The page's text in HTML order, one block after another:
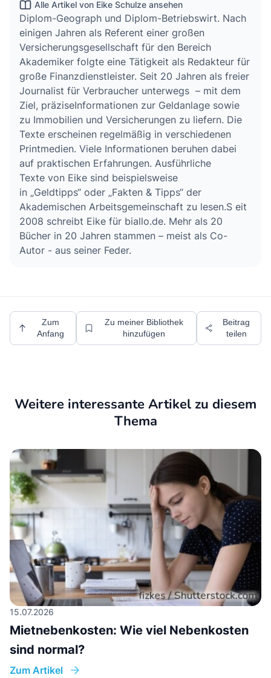
Alle Artikel von Eike Schulze ansehen
Diplom-Geograph und Diplom-Betriebswirt. Nach
einigen Jahren als Referent einer großen
Versicherungsgesellschaft für den Bereich
Akademiker folgte eine Tätigkeit als Redakteur für
große Finanzdienstleister. Seit 20 Jahren als freier
Journalist für Verbraucher unterwegs – mit dem
Ziel, präziseInformationen zur Geldanlage sowie
zu Immobilien und Versicherungen zu liefern. Die
Texte erscheinen regelmäßig in verschiedenen
Printmedien. Viele Informationen beruhen dabei
auf praktischen Erfahrungen. Ausführliche
Texte von Eike sind beispielsweise
in „Geldtipps“ oder „Fakten & Tipps“ der
Akademischen Arbeitsgemeinschaft zu lesen.S eit
2008 schreibt Eike für biallo.de. Mehr als 20
Bücher in 20 Jahren stammen – meist als Co-
Autor - aus seiner Feder.
Zum
Anfang
Zu meiner Bibliothek
hinzufügen
Beitrag
teilen
Weitere interessante Artikel zu diesem
Thema
15.07.2026
Mietnebenkosten: Wie viel Nebenkosten
sind normal?
Zum Artikel